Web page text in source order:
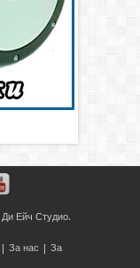
Ди Ейч Студио.
За нас За